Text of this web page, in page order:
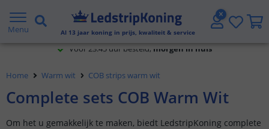
Menu Al 13 jaar koning in prijs, kwaliteit & service
Voor 23:45 uur besteld,morgen in huis
5 jaar garantie
Gratis verzending vanaf € 20,- NL en BE
Home Warm wit COB strips warm wit
Complete sets COB Warm Wit
Om het u gemakkelijk te maken, biedt LedstripKoning complete